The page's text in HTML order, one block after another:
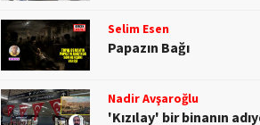
Selim Esen
Papazın Bağı
Nadir Avşaroğlu
'Kızılay' bir binanın